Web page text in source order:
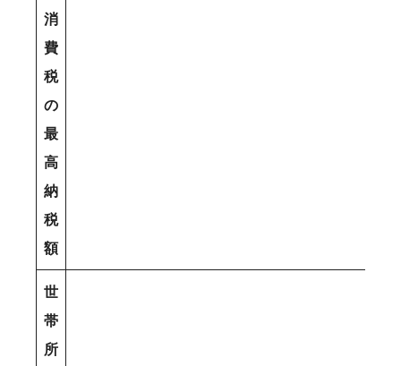
消
費
税
の
最
高
納
税
額
世
帯
所